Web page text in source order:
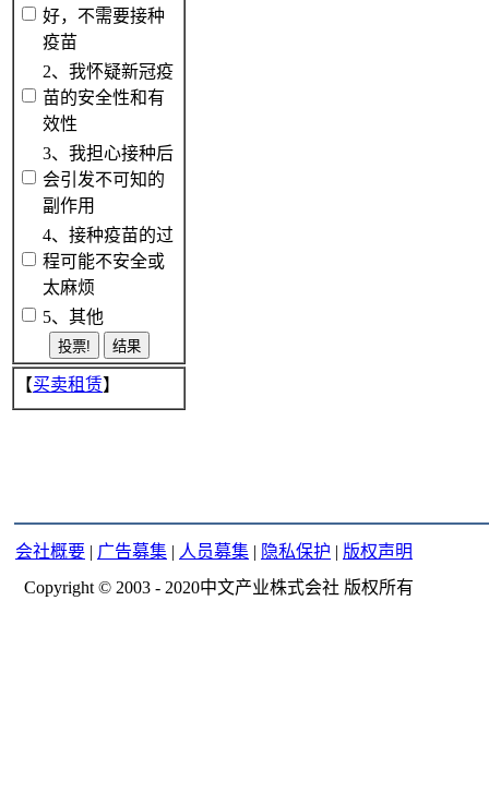
好，不需要接种
疫苗
2、我怀疑新冠疫
苗的安全性和有
效性
3、我担心接种后
会引发不可知的
副作用
4、接种疫苗的过
程可能不安全或
太麻烦
5、其他
【买卖租赁】
会社概要 | 广告募集 | 人员募集 | 隐私保护 | 版权声明
Copyright © 2003 - 2020中文产业株式会社 版权所有